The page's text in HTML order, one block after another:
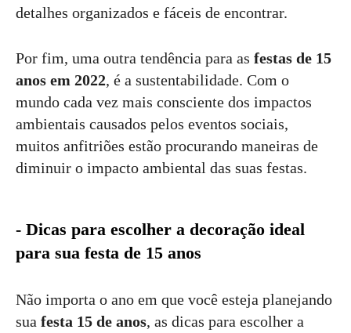
detalhes organizados e fáceis de encontrar.
Por fim, uma outra tendência para as festas de 15
anos em 2022, é a sustentabilidade. Com o
mundo cada vez mais consciente dos impactos
ambientais causados pelos eventos sociais,
muitos anfitriões estão procurando maneiras de
diminuir o impacto ambiental das suas festas.
- Dicas para escolher a decoração ideal
para sua festa de 15 anos
Não importa o ano em que você esteja planejando
sua festa 15 de anos, as dicas para escolher a